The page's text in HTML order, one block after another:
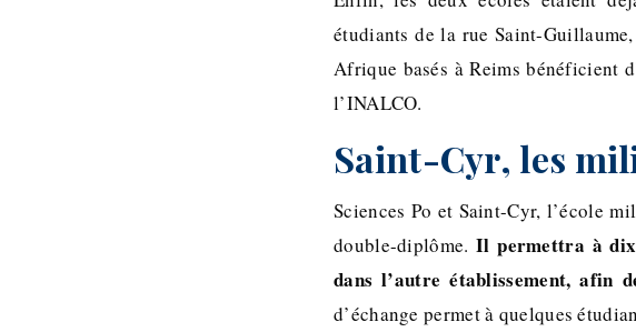
étudiants de la rue Saint-
Afrique basés à Reims bénéficient
l’INALCO.
Saint-Cyr, les
Sciences Po et Saint-Cyr, l’école
double-diplôme.Il permettra à dix
dans l’autre établissement, afin
d’échange permet à quelques